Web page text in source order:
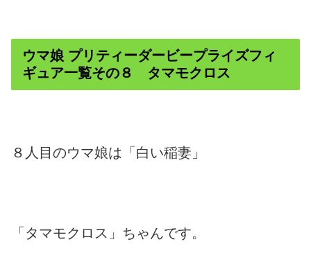
ウマ娘 プリティーダービープライズフィ
ギュア一覧その８ タマモクロス
８人目のウマ娘は「白い稲妻」
「タマモクロス」ちゃんです。